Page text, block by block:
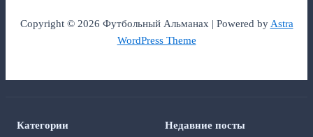
Copyright © 2026 Футбольный Альманах | Powered byAstra
WordPress Theme
Категории Недавние посты